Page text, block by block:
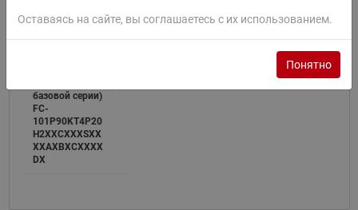
Danfoss
базовой серии)
FC-
101P90KT4P20
H2XXCXXXSXX
XXAXBXCXXXX
DX
Оставаясь на сайте, вы соглашаетесь с их использованием.
Понятно